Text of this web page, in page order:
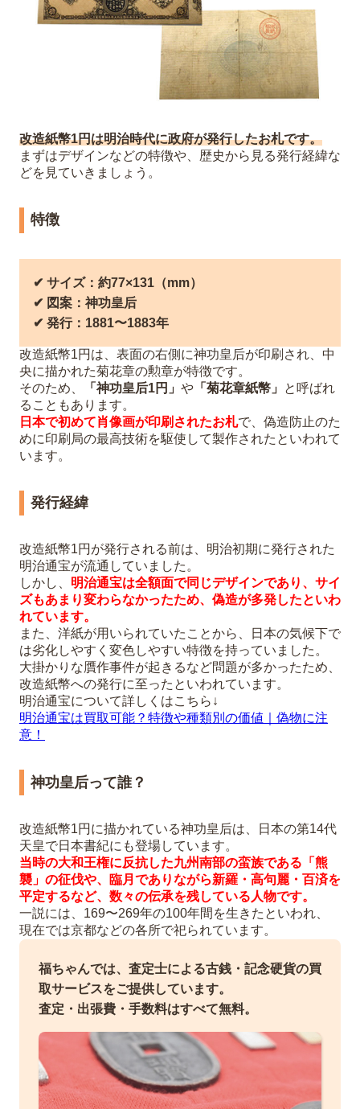
改造紙幣1円は明治時代に政府が発行したお札です。
まずはデザインなどの特徴や、歴史から見る発行経緯な
どを見ていきましょう。
特徴
✔︎ サイズ：約77×131（mm）
✔︎ 図案：神功皇后
✔︎ 発行：1881〜1883年
改造紙幣1円は、表面の右側に神功皇后が印刷され、中
央に描かれた菊花章の勲章が特徴です。
そのため、
「神功皇后1円」 や 「菊花章紙幣」 と呼ばれ
ることもあります。
日本で初めて肖像画が印刷されたお札で、偽造防止のた
めに印刷局の最高技術を駆使して製作されたといわれて
います。
発行経緯
改造紙幣1円が発行される前は、明治初期に発行された
明治通宝が流通していました。
しかし、 明治通宝は全額面で同じデザインであり、サイ
ズもあまり変わらなかったため、偽造が多発したといわ
れています。
また、洋紙が用いられていたことから、日本の気候下で
は劣化しやすく変色しやすい特徴を持っていました。
大掛かりな贋作事件が起きるなど問題が多かったため、
改造紙幣への発行に至ったといわれています。
明治通宝について詳しくはこちら↓
明治通宝は買取可能？特徴や種類別の価値｜偽物に注
意！
神功皇后って誰？
改造紙幣1円に描かれている神功皇后は、日本の第14代
天皇で日本書紀にも登場しています。
当時の大和王権に反抗した九州南部の蛮族である「熊
襲」の征伐や、臨月でありながら新羅・高句麗・百済を
平定するなど、数々の伝承を残している人物です。
一説には、169〜269年の100年間を生きたといわれ、
現在では京都などの各所で祀られています。
福ちゃんでは、査定士による古銭・記念硬貨の買
取サービスをご提供しています。
査定・出張費・手数料はすべて無料。